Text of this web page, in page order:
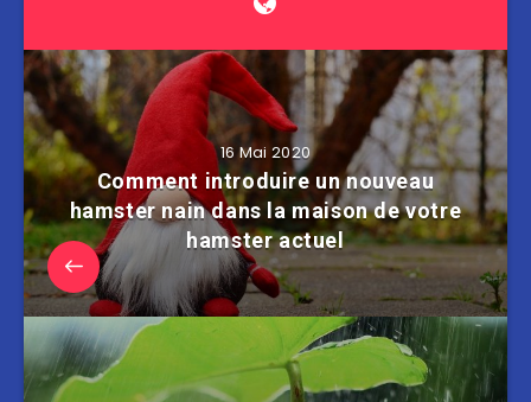
16 Mai 2020
Comment introduire un nouveau
hamster nain dans la maison de votre
hamster actuel